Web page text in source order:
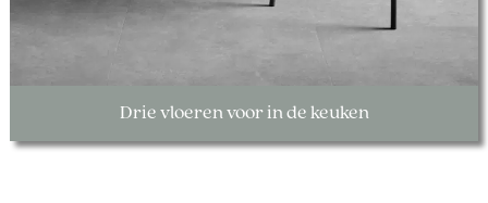
Drie vloeren voor in de keuken